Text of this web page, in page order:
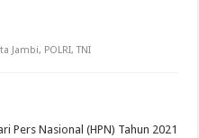
Jambi, POLRI,TNI
Pers Nasional (HPN) Tahun 2021